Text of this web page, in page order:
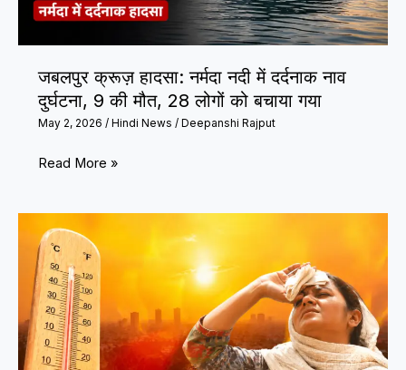
जबलपुर क्रूज़ हादसा: नर्मदा नदी में दर्दनाक नाव
दुर्घटना, 9 की मौत, 28 लोगों को बचाया गया
May 2, 2026 / Hindi News / Deepanshi Rajput
जबलपुर
हादसा:
नर्मदा
नदी
में
दर्दनाक
नाव
दुर्घटना,
Read More »